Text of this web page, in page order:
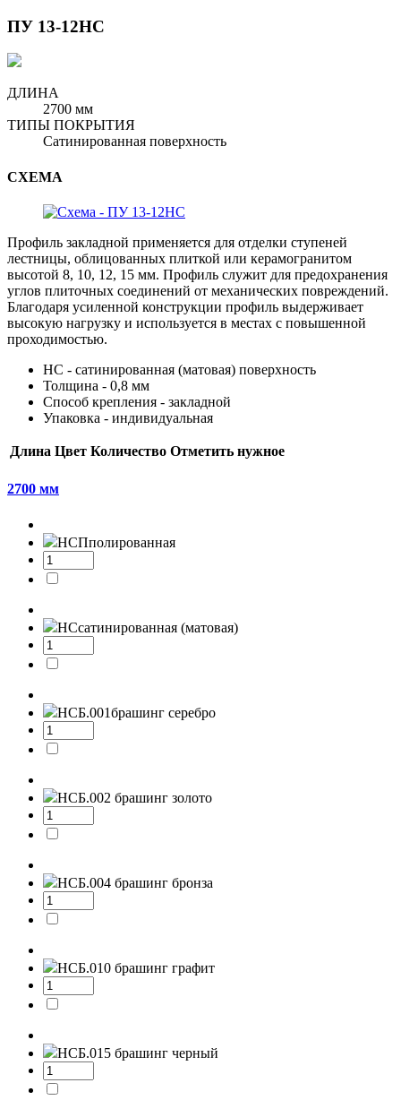
ПУ 13-12НС
ДЛИНА
2700 мм
ТИПЫ ПОКРЫТИЯ
Сатинированная поверхность
СХЕМА
Профиль закладной применяется для отделки ступеней
лестницы, облицованных плиткой или керамогранитом
высотой 8, 10, 12, 15 мм. Профиль служит для предохранения
углов плиточных соединений от механических повреждений.
Благодаря усиленной конструкции профиль выдерживает
высокую нагрузку и используется в местах с повышенной
проходимостью.
НС - сатинированная (матовая) поверхность
Толщина - 0,8 мм
Способ крепления - закладной
Упаковка - индивидуальная
Длина Цвет Количество Отметить нужное
2700 мм
НСПполированная
НСсатинированная (матовая)
НСБ.001брашинг серебро
НСБ.002 брашинг золото
НСБ.004 брашинг бронза
НСБ.010 брашинг графит
НСБ.015 брашинг черный